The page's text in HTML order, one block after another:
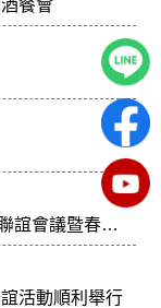
餐會
誼會議暨春酒
活動順利舉行